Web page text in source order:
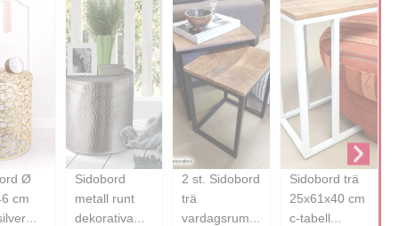
Ø
cm
Sidobord
metall runt
dekorativa
2 st. Sidobord
trä
vardagsrum
Sidobord trä
25x61x40 cm
c-tabell